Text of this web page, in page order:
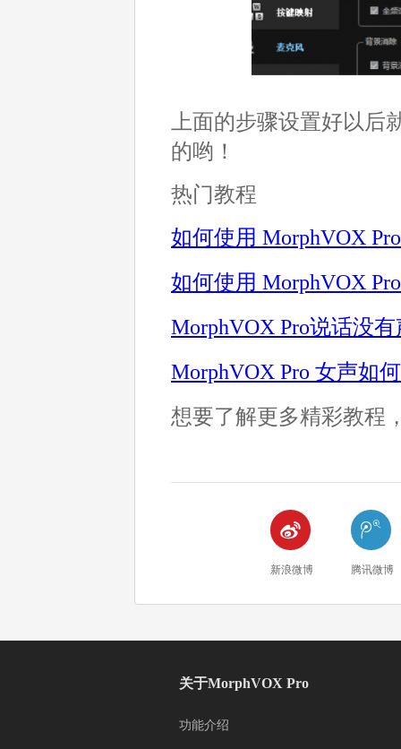
上面的步骤设置好以
的哟！
热门教程
如何使用 MorphVOX
如何使用 MorphVOX
MorphVOX Pro说话没
MorphVOX Pro 女声如
想要了解更多精彩教程

新浪微博

腾讯微博
关于MorphVOX Pro
功能介绍